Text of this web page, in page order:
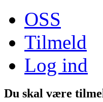
OSS
Tilmeld
Log ind
Du skal være